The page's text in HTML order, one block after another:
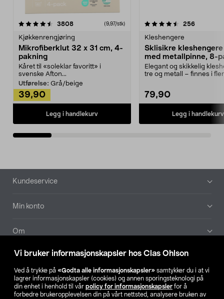
Vi bruker informasjonskapsler hos Clas Ohlson
Ved å trykke på «Godta alle informasjonskapsler» samtykker du i at vi
lagrer informasjonskapsler (cookies) og annen sporingsteknologi på
din enhet i henhold til vår policy for informasjonskapsler for å
forbedre brukeropplevelsen din på vårt nettsted, analysere bruken av
3808anmeldelser(9,97/stk)
Kjøkkenrengjøring
Mikrofiberklut 32 x 31 cm, 4-
pakning
Kåret til «soleklar favoritt» i
svenske Afton...
Utførelse: Grå/beige
39,90
Legg i handlekurv
4.5av 5 stjerner 256
Kleshengere
Sklisikre
med metallpinne, 8-
Elegant og skikkelig
tre og metall – finnes i
79,90
Legg i handlekurv
4.5av 5 stjerner
Bunntekst
Kundeservice
Min konto
Om
Aktuelt
Våre selskaper